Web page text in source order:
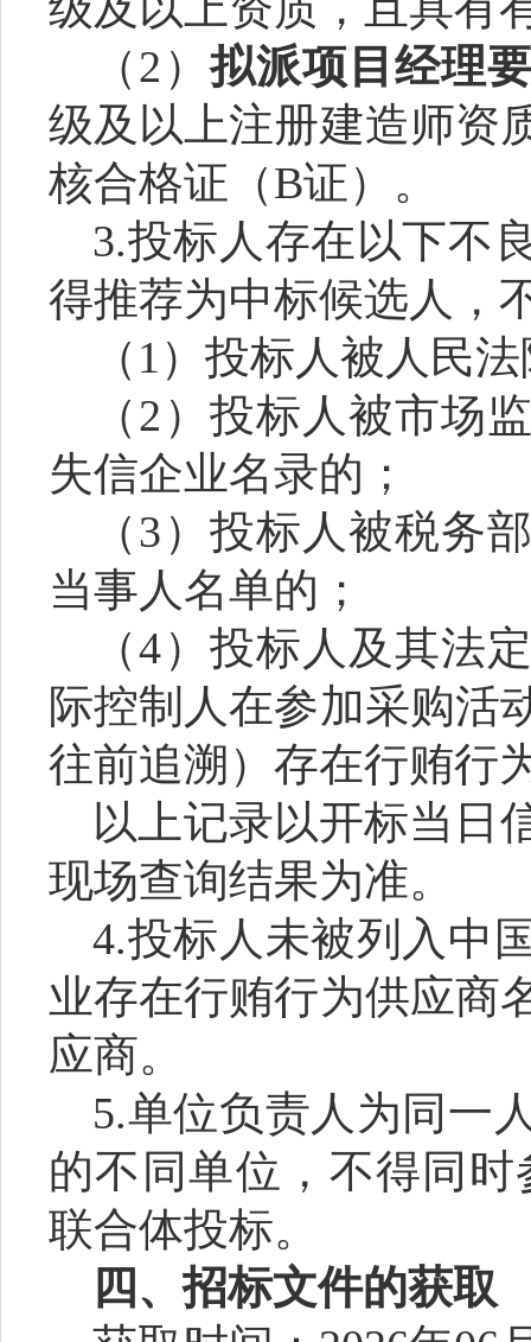
（2）拟派项目经理
级及以上注册建造师资
核合格证（B证）。
3.投标人存在以下不
得推荐为中标候选人，
（ 1）投标人被人民
（2）投标人被市场
失信企业名录的；
（3）投标人被税务
当事人名单的；
（4）投标人及其法
际控制人在参加采购活
往前追溯）存在行贿行
以上记录以开标当日
现场查询结果为准。
4.投标人未被列入中
业存在行贿行为供应商
应商。
5.单位负责人为同一
的不同单位，不得同
联合体投标。
四、招标文件的获取